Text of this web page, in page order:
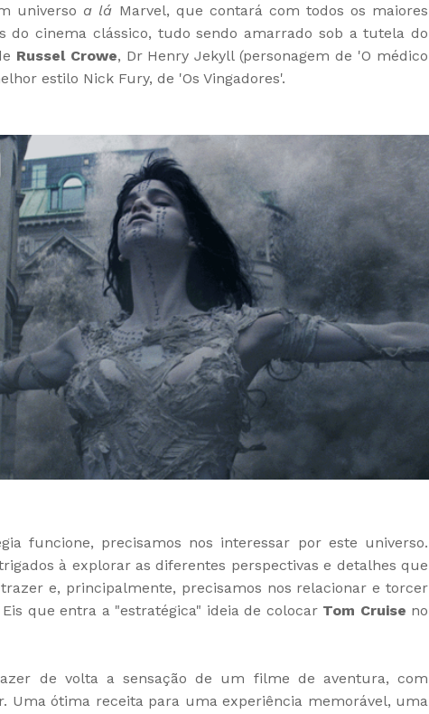
universo a lá Marvel, que contará com todos os maiores
do cinema clássico, tudo sendo amarrado sob a tutela do
Russel Crowe, Dr Henry Jekyll (personagem de 'O médico
estilo Nick Fury, de 'Os Vingadores'.
funcione, precisamos nos interessar por este universo.
à explorar as diferentes perspectivas e detalhes que
e, principalmente, precisamos nos relacionar e torcer
que entra a "estratégica" ideia de colocar Tom Cruise no
de volta a sensação de um filme de aventura, com
Uma ótima receita para uma experiência memorável, uma